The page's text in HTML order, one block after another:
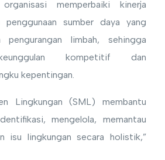
memperbaiki kinerja
penggunaan sumber daya yang
limbah, sehingga
kompetitif dan
kepentingan.
Lingkungan (SML) membantu
mengelola, memantau
isu lingkungan secara holistik,”